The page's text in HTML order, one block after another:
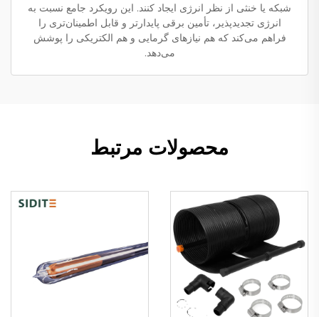
شبکه یا خنثی از نظر انرژی ایجاد کنند. این رویکرد جامع نسبت به
انرژی تجدیدپذیر، تأمین برقی پایدارتر و قابل اطمینان‌تری را
فراهم می‌کند که هم نیازهای گرمایی و هم الکتریکی را پوشش
می‌دهد.
محصولات مرتبط